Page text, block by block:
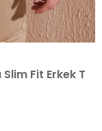
Fit Erkek T